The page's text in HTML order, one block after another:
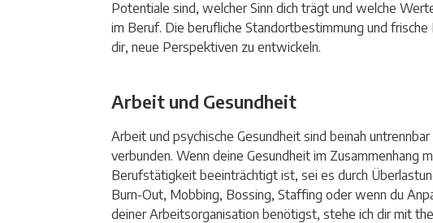
Potentiale sind, welcher Sinn dich trägt und welche
im Beruf. Die berufliche Standortbestimmung und frische
dir, neue Perspektiven zu entwickeln.
Arbeit und Gesundheit
Arbeit und psychische Gesundheit sind beinah
verbunden. Wenn deine Gesundheit im Zusammenhang
Berufstätigkeit beeinträchtigt ist, sei es durch
Burn-Out, Mobbing, Bossing, Staffing oder wenn du
deiner Arbeitsorganisation benötigst, stehe ich dir mit